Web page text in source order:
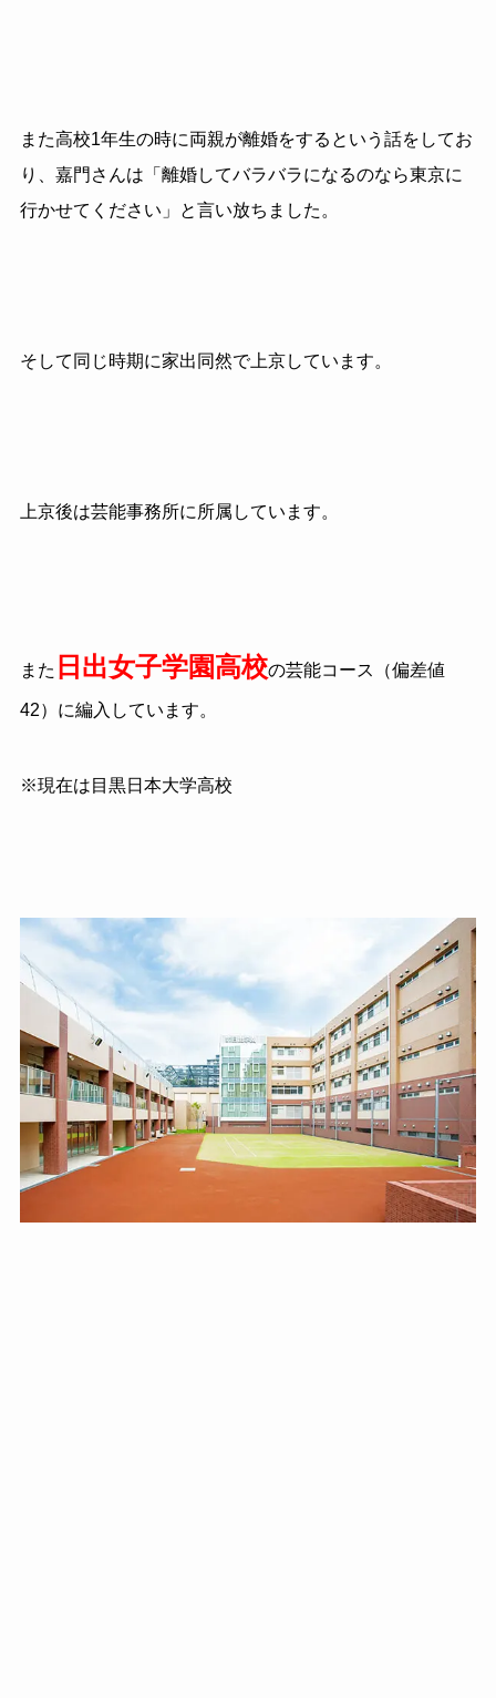
また高校1年生の時に両親が離婚をするという話をしてお
り、嘉門さんは「離婚してバラバラになるのなら東京に
行かせてください」と言い放ちました。
そして同じ時期に家出同然で上京しています。
上京後は芸能事務所に所属しています。
また 日出女子学園高校の芸能コース（偏差値
42）に編入しています。
※現在は目黒日本大学高校